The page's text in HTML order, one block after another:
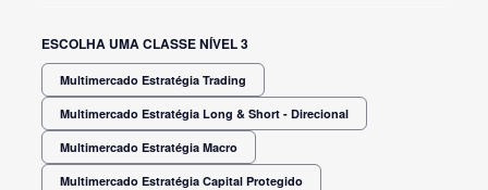
ESCOLHA UMA CLASSE NÍVEL 3
Multimercado Estratégia Trading
Multimercado Estratégia Long & Short - Direcional
Multimercado Estratégia Macro
Multimercado Estratégia Capital Protegido